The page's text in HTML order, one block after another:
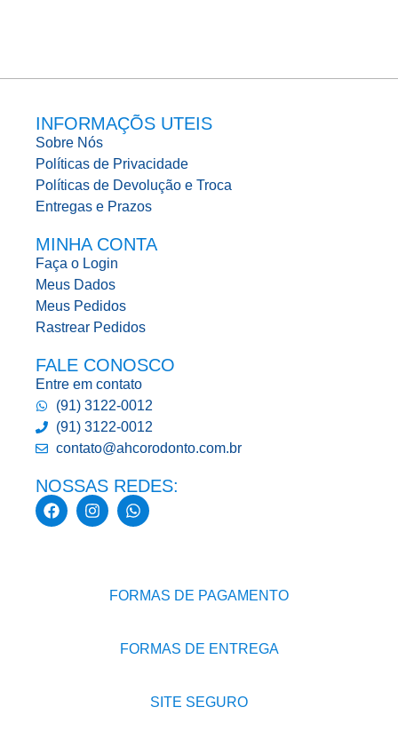
INFORMAÇÕS UTEIS
Sobre Nós
Políticas de Privacidade
Políticas de Devolução e Troca
Entregas e Prazos
MINHA CONTA
Faça o Login
Meus Dados
Meus Pedidos
Rastrear Pedidos
FALE CONOSCO
Entre em contato
(91) 3122-0012
(91) 3122-0012
contato@ahcorodonto.com.br
NOSSAS REDES:
FORMAS DE PAGAMENTO
FORMAS DE ENTREGA
SITE SEGURO